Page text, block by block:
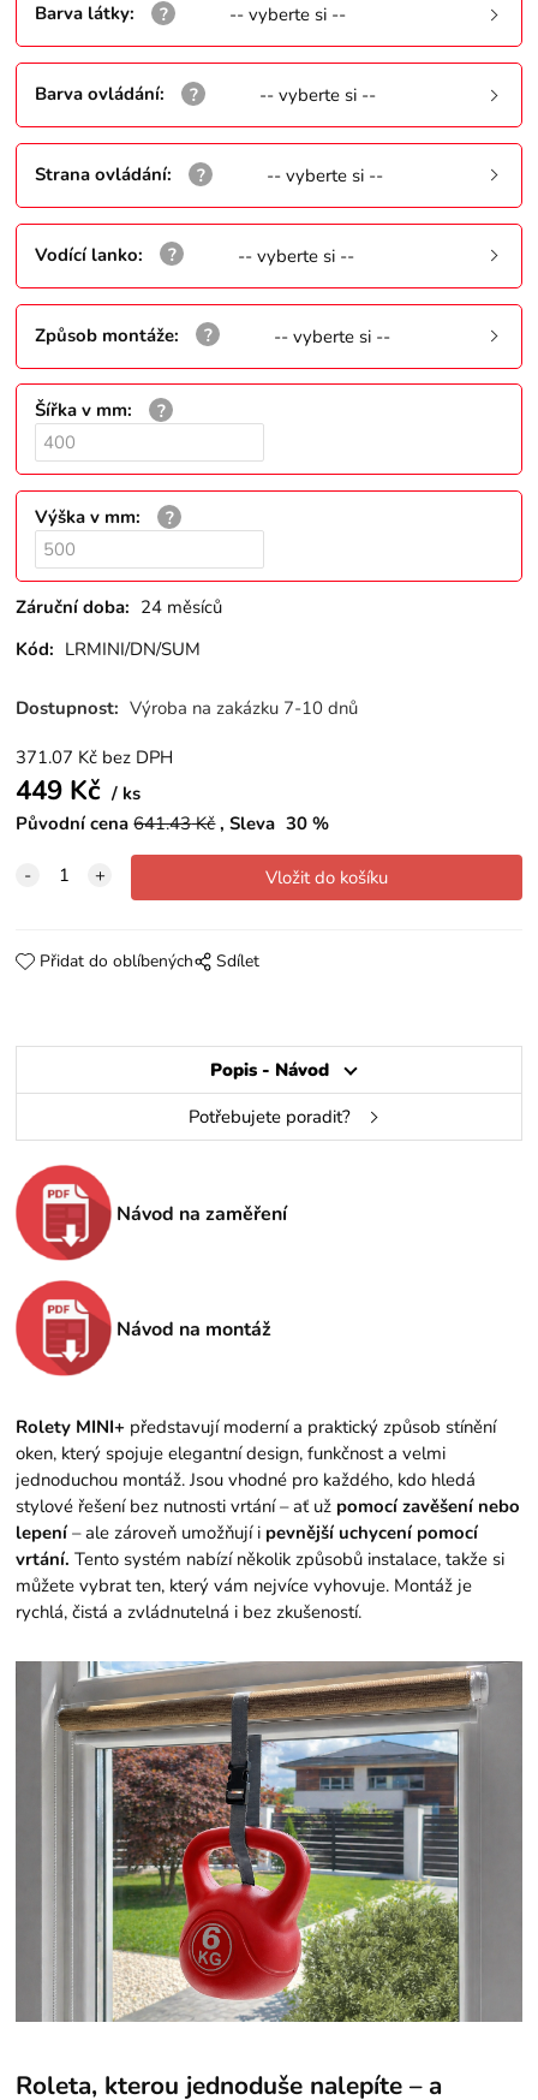
Barva látky: -- vyberte si --
Barva ovládání: -- vyberte si --
Strana ovládání: -- vyberte si --
Vodící lanko: -- vyberte si --
Způsob montáže: -- vyberte si --
Šířka v mm:
Výška v mm:
Záruční doba: 24 měsíců
Kód: LRMINI/DN/SUM
Dostupnost: Výroba na zakázku 7-10 dnů
371.07 Kč bez DPH
449 Kč
ks
Původní cena 641.43Kč Sleva 30 %
Přidat do oblíbených Sdílet
Popis - Návod
Potřebujete poradit?
Návod na zaměření
Návod na montáž
Rolety MINI+ představují moderní a praktický způsob stínění
oken, který spojuje elegantní design, funkčnost a velmi
jednoduchou montáž. Jsou vhodné pro každého, kdo hledá
stylové řešení bez nutnosti vrtání – ať už pomocí zavěšení nebo
lepení – ale zároveň umožňují i pevnější uchycení pomocí
vrtání. Tento systém nabízí několik způsobů instalace, takže si
můžete vybrat ten, který vám nejvíce vyhovuje. Montáž je
rychlá, čistá a zvládnutelná i bez zkušeností.
Roleta, kterou jednoduše nalepíte – a